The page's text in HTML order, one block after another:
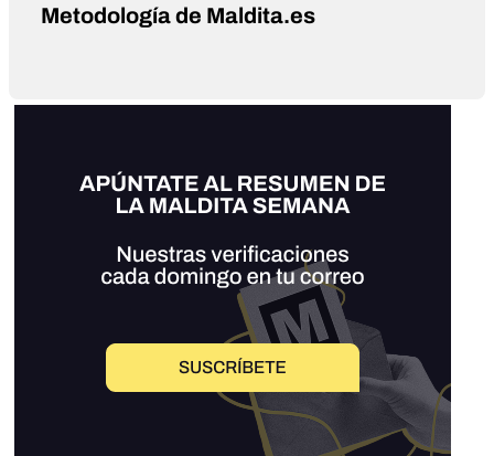
Metodología de Maldita.es